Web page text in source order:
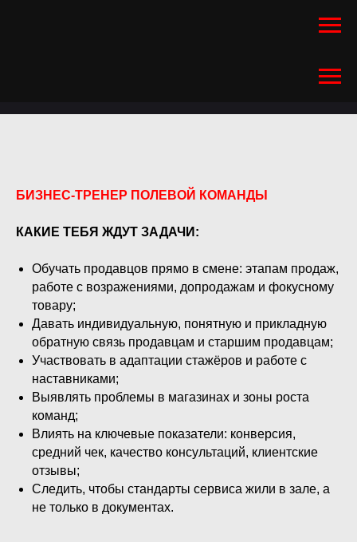
БИЗНЕС-ТРЕНЕР ПОЛЕВОЙ КОМАНДЫ
КАКИЕ ТЕБЯ ЖДУТ ЗАДАЧИ:
Обучать продавцов прямо в смене: этапам продаж,
работе с возражениями, допродажам и фокусному
товару;
Давать индивидуальную, понятную и прикладную
обратную связь продавцам и старшим продавцам;
Участвовать в адаптации стажёров и работе с
наставниками;
Выявлять проблемы в магазинах и зоны роста
команд;
Влиять на ключевые показатели: конверсия,
средний чек, качество консультаций, клиентские
отзывы;
Следить, чтобы стандарты сервиса жили в зале, а
не только в документах.